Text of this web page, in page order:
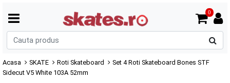
0
Acasa SKATE Roti Skateboard
Set 4 Roti Skateboard Bones STF
Sidecut V5 White 103A 52mm